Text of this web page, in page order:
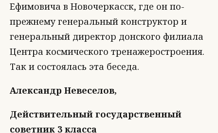
Ефимовича в Новочеркасск, где он по-
прежнему генеральный конструктор и
генеральный директор донского филиала
Центра космического тренажеростроения.
Так и состоялась эта беседа.
Александр Невеселов,
Действительный государственный
советник 3 класса